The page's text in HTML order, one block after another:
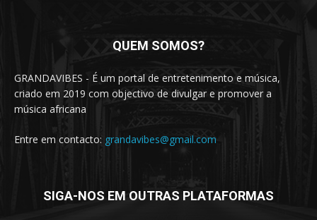
QUEM SOMOS?
GRANDAVIBES - É um portal de entretenimento e música,
criado em 2019 com objectivo de divulgar e promover a
música africana
Entre em contacto: grandavibes@gmail.com
SIGA-NOS EM OUTRAS PLATAFORMAS